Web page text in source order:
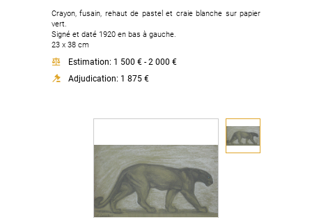
Crayon, fusain, rehaut de pastel et craie blanche sur papier
vert.
Signé et daté 1920 en bas à gauche.
23 x 38 cm
Estimation: 1 500 € - 2 000 €
Adjudication: 1 875 €